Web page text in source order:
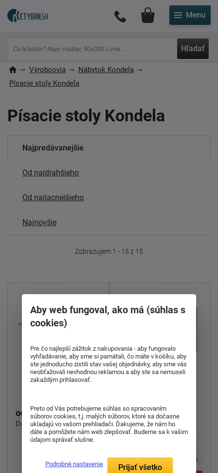
Hľadať
Môj účet
Výrobcovia
Nábytok Kondela
Písacie stoly Kondela
Písacie stoly Kondela
Najpredávanejšie
Od najdrahšieho
Od najlacnejšieho
Najnovšie
Zobrazujem 1 - 15 z 15
Doplnok do
kancelárie Rioma typ
od 58,00 €
Dodáváme do 3-5 týdnů
Rioma
Písací stôl Asistent
od80,00 €
Skladom > 5 ks
Asistent AS
new 021 ZAje perfektnou
voľbou do každej ...
Aby web fungoval, ako má (súhlas s
cookies)
Pre čo najlepší zážitok z nakupovania - aby fungovalo
vyhľadávanie, aby sme si pamätali, čo máte v košíku, aby
ste jednoducho zistili stav vašej objednávky, aby sme vás
neobťažovali nevhodnou reklamou a aby ste sa nemuseli
zakaždým prihlasovať.
Preto od Vás potrebujeme súhlas so spracovaním
súborov cookies, t.j. malých súborov, ktoré sa dočasne
ukladajú vo vašom prehliadači. Ďakujeme, že nám ho
dáte a pomôžete nám web zlepšovať. Budeme sa k vašim
údajom správať slušne.
Podrobné nastavenie Prijať všetko